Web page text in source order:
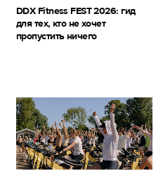
DDX Fitness FEST 2026: гид
для тех, кто не хочет
пропустить ничего